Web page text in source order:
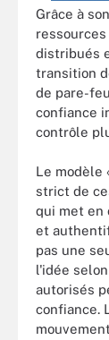
Grâce à
distribués
transition
de pare-
confiance
contrôle
Le modèle
strict de
qui met en
et
pas une
l'idée
autorisés
confiance.